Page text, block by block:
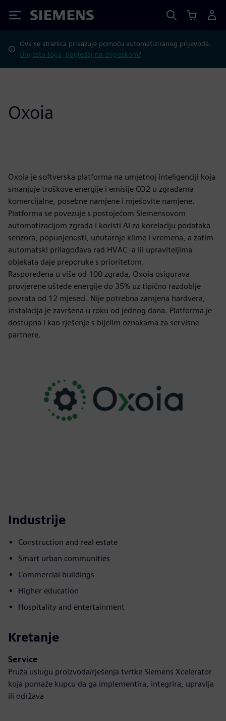
Siemens
Ova se stranica prikazuje pomoću automatiziranog prijevoda.
Umjesto toga, pogledaj na engleskom?
Oxoia
Oxoia je softverska platforma na umjetnoj inteligenciji koja
smanjuje troškove energije i emisije CO2 u zgradama
komercijalne, posebne namjene i mješovite namjene.
Platforma se povezuje s postojećom Siemensovom
automatizacijom zgrada i koristi AI za korelaciju podataka
senzora, popunjenosti, unutarnje klime i vremena, a zatim
automatski prilagođava rad HVAC -a ili upraviteljima
objekata daje preporuke s prioritetom.
Raspoređena u više od 100 zgrada, Oxoia osigurava
provjerene uštede energije do 35% uz tipično razdoblje
povrata od 12 mjeseci. Nije potrebna zamjena hardvera,
instalacija je završena u roku od jednog dana. Platforma je
dostupna i kao rješenje s bijelim oznakama za servisne
partnere.
Industrije
Construction and real estate
Smart urban communities
Commercial buildings
Higher education
Hospitality and entertainment
Kretanje
Service
Pruža uslugu proizvoda/rješenja tvrtke Siemens Xcelerator
koja pomaže kupcu da ga implementira, integrira, upravlja
ili održava